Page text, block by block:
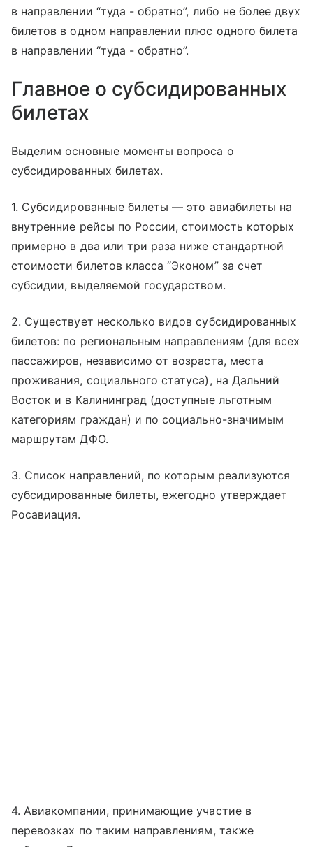
в направлении “туда - обратно”, либо не более двух
билетов в одном направлении плюс одного билета
в направлении “туда - обратно”.
Главное о субсидированных
билетах
Выделим основные моменты вопроса о
субсидированных билетах.
1. Субсидированные билеты — это авиабилеты на
внутренние рейсы по России, стоимость которых
примерно в два или три раза ниже стандартной
стоимости билетов класса “Эконом” за счет
субсидии, выделяемой государством.
2. Существует несколько видов субсидированных
билетов: по региональным направлениям (для всех
пассажиров, независимо от возраста, места
проживания, социального статуса), на Дальний
Восток и в Калининград (доступные льготным
категориям граждан) и по социально-значимым
маршрутам ДФО.
3. Список направлений, по которым реализуются
субсидированные билеты, ежегодно утверждает
Росавиация.
4. Авиакомпании, принимающие участие в
перевозках по таким направлениям, также